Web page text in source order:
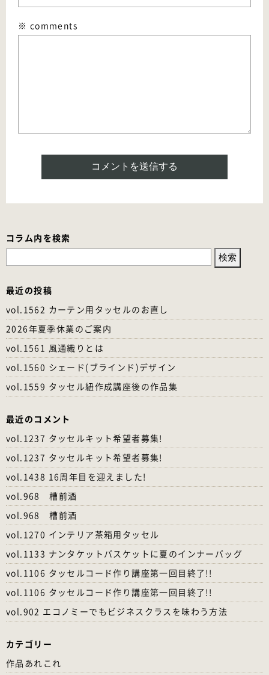
※ comments
コラム内を検索
検
最近の投稿
vol.1562 カーテン用タッセルのお直し
2026年夏季休業のご案内
vol.1561 風通織りとは
vol.1560 シェード(ブラインド)デザイン
vol.1559 タッセル紐作成講座後の作品集
最近のコメント
vol.1237 タッセルキット希望者募集!
vol.1237 タッセルキット希望者募集!
vol.1438 16周年目を迎えました!
vol.968 槽前酒
vol.968 槽前酒
vol.1270 インテリア茶箱用タッセル
vol.1133 ナンタケットバスケットに夏のインナーバッグ
vol.1106 タッセルコード作り講座第一回目終了!!
vol.1106 タッセルコード作り講座第一回目終了!!
vol.902 エコノミーでもビジネスクラスを味わう方法
カテゴリー
作品あれこれ